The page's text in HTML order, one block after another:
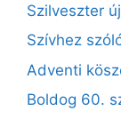
Szilveszter
Szívhez
Adventi
Boldog 60.